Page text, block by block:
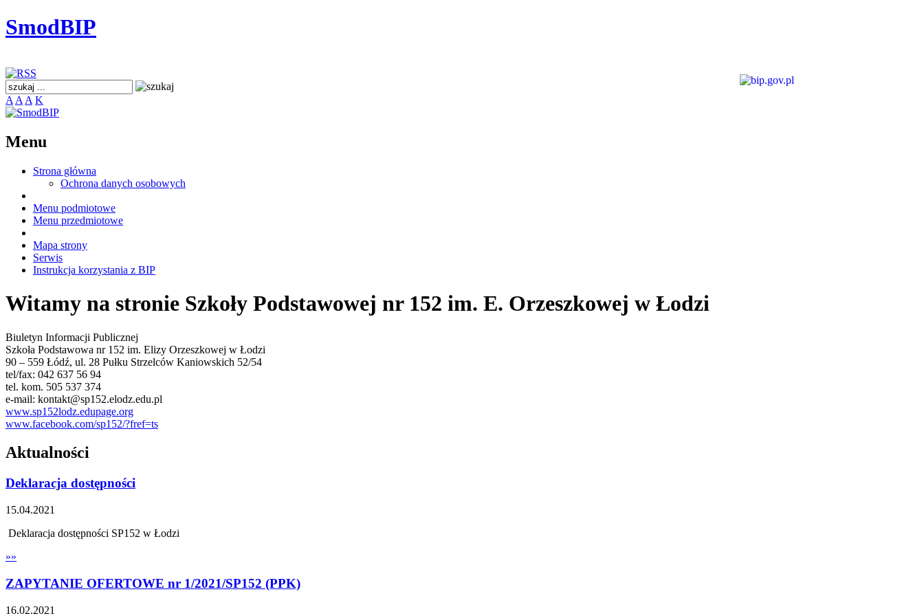
SmodBIP
A A A K
Menu
Strona główna
Ochrona danych osobowych
Menu podmiotowe
Menu przedmiotowe
Mapa strony
Serwis
Instrukcja korzystania z BIP
Witamy na stronie Szkoły Podstawowej nr 152 im. E. Orzeszkowej w Łodzi
Biuletyn Informacji Publicznej
Szkoła Podstawowa nr 152 im. Elizy Orzeszkowej w Łodzi
90 – 559 Łódź, ul. 28 Pułku Strzelców Kaniowskich 52/54
tel/fax: 042 637 56 94
tel. kom. 505 537 374
e-mail: kontakt@sp152.elodz.edu.pl
www.sp152lodz.edupage.org
www.facebook.com/sp152/?fref=ts
Aktualności
Deklaracja dostępności
15.04.2021
Deklaracja dostępności SP152 w Łodzi
»»
ZAPYTANIE OFERTOWE nr 1/2021/SP152 (PPK)
16.02.2021